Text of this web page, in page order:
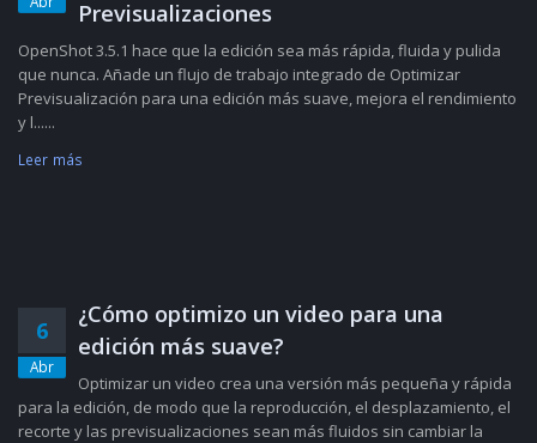
Previsualizaciones
OpenShot 3.5.1 hace que la edición sea más rápida, fluida y pulida
que nunca. Añade un flujo de trabajo integrado de Optimizar
Previsualización para una edición más suave, mejora el rendimiento
y l......
Leer más
6
Abr
¿Cómo optimizo un video para una
edición más suave?
Optimizar un video crea una versión más pequeña y rápida
para la edición, de modo que la reproducción, el desplazamiento, el
recorte y las previsualizaciones sean más fluidos sin cambiar la